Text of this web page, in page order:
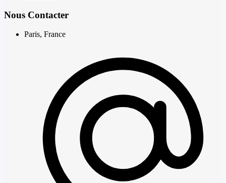
Nous Contacter
Paris, France